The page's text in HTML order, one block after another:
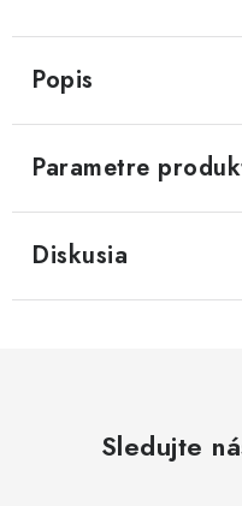
Popis
Parametre
Diskusia
Sledujte